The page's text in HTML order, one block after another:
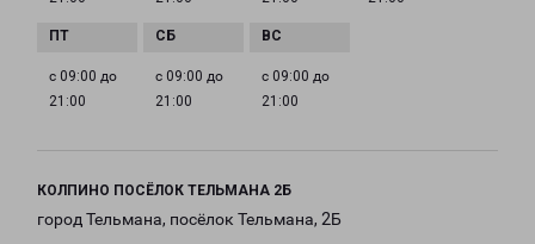
с 09:00 до
21:00
с 09:00 до
21:00
с 09:00 до
21:00
КОЛПИНО ПОСЁЛОК ТЕЛЬМАНА 2Б
город Тельмана, посёлок Тельмана, 2Б